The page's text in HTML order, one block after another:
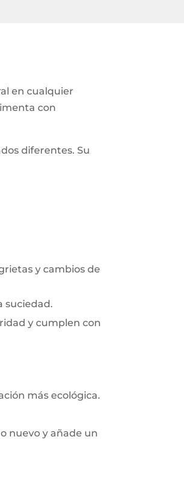
en cualquier
con
diferentes. Su
y cambios de
suciedad.
y cumplen con
más ecológica.
nuevo y añade un